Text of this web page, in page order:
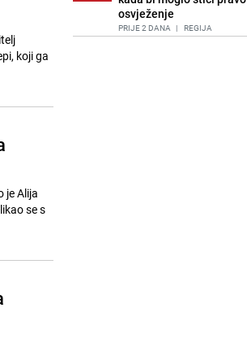
koji ga
je Alija
se s
osvježenje
PRIJE 2 DANA | REGIJA